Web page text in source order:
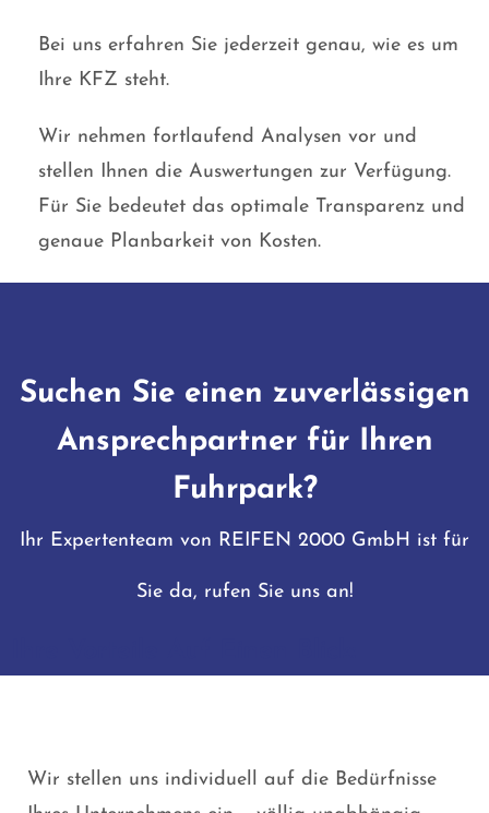
Bei uns erfahren Sie jederzeit genau, wie es um
Ihre KFZ steht.
Wir nehmen fortlaufend Analysen vor und
stellen Ihnen die Auswertungen zur Verfügung.
Für Sie bedeutet das optimale Transparenz und
genaue Planbarkeit von Kosten.
Suchen Sie einen zuverlässigen
Ansprechpartner für Ihren
Fuhrpark?
Ihr Expertenteam von REIFEN 2000 GmbH ist für
Sie da, rufen Sie uns an!
Wir stellen uns individuell auf die Bedürfnisse